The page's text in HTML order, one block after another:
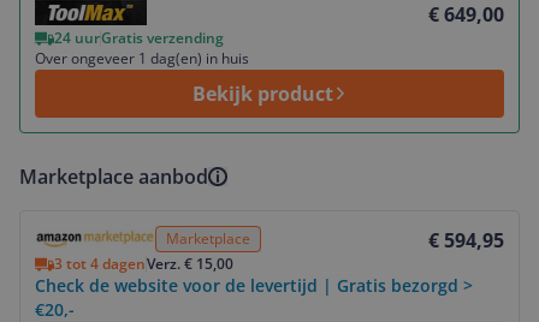
€ 649,00
24 uurGratis verzending
Over ongeveer 1 dag(en) in huis
Bekijk product
Marketplace aanbod
Marketplace € 594,95
3 tot 4 dagenVerz. € 15,00
Check de website voor de levertijd | Gratis bezorgd >
€20,-